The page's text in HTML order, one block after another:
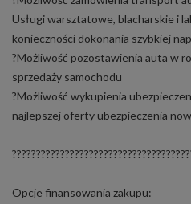
Usługi warsztatowe, blacharskie i
konieczności dokonania szybkiej
?Możliwość pozostawienia auta w
sprzedaży samochodu
?Możliwość wykupienia
najlepszej oferty ubezpieczenia
Opcje finansowania zakupu: